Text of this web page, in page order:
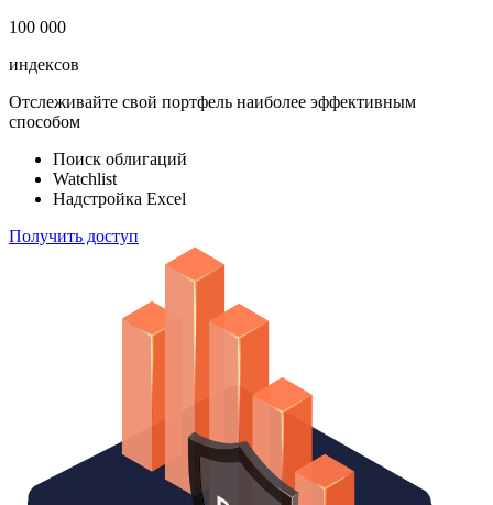
100 000
индексов
Отслеживайте свой портфель наиболее эффективным
способом
Поиск облигаций
Watchlist
Надстройка Excel
Получить доступ